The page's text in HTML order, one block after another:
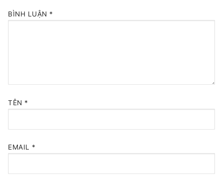
IPPBX FOR LARGE ENTERPRISES
BÌNH LUẬN *
TÊN *
EMAIL *